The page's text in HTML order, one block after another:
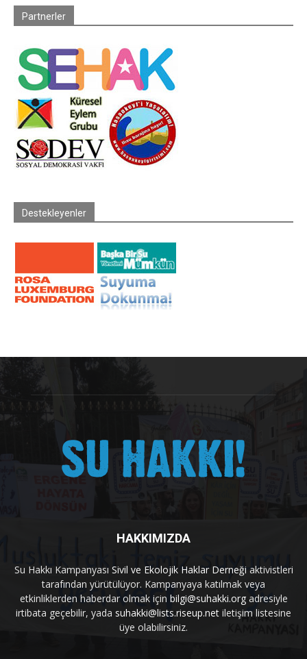
Partnerler
Destekleyenler
HAKKIMIZDA
Su Hakkı Kampanyası Sivil ve Ekolojik Haklar Derneği aktivistleri
tarafından yürütülüyor. Kampanyaya katılmak veya
etkinliklerden haberdar olmak için bilgi@suhakki.orgadresiyle
irtibata geçebilir, yada suhakki@lists.riseup.net iletişim listesine
üye olabilirsiniz.